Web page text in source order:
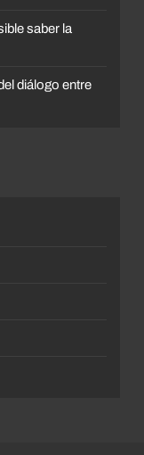
saber la
diálogo entre